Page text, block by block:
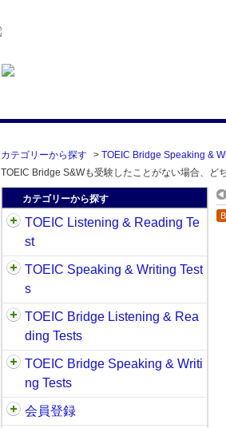
カテゴリーから探す > TOEIC Bridge Speaking &
TOEIC Bridge S&Wも受験したことがない場合、ど
カテゴリーから探す
TOEIC Listening & Reading Te
st
TOEIC Speaking & Writing Test
s
TOEIC Bridge Listening & Rea
ding Tests
TOEIC Bridge Speaking & Writi
ng Tests
会員登録